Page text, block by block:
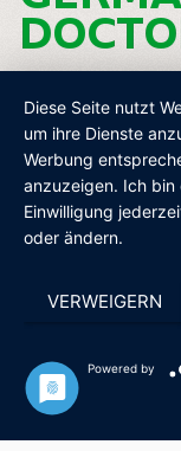
AGB
Diese Seite nutzt
um ihre Dienste
Werbung
anzuzeigen. Ich bin
Einwilligung
oder ändern.
VERWEIGERN
Powered by